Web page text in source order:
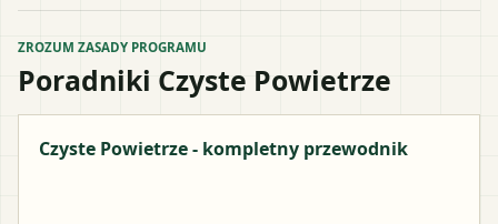
ZROZUM ZASADY PROGRAMU
Poradniki Czyste Powietrze
Czyste Powietrze - kompletny przewodnik